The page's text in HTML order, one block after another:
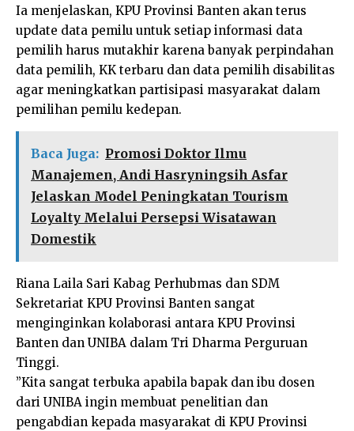
Ia menjelaskan, KPU Provinsi Banten akan terus
update data pemilu untuk setiap informasi data
pemilih harus mutakhir karena banyak perpindahan
data pemilih, KK terbaru dan data pemilih disabilitas
agar meningkatkan partisipasi masyarakat dalam
pemilihan pemilu kedepan.
Baca Juga: Promosi Doktor Ilmu
Manajemen, Andi Hasryningsih Asfar
Jelaskan Model Peningkatan Tourism
Loyalty Melalui Persepsi Wisatawan
Domestik
Riana Laila Sari Kabag Perhubmas dan SDM
Sekretariat KPU Provinsi Banten sangat
menginginkan kolaborasi antara KPU Provinsi
Banten dan UNIBA dalam Tri Dharma Perguruan
Tinggi.
”Kita sangat terbuka apabila bapak dan ibu dosen
dari UNIBA ingin membuat penelitian dan
pengabdian kepada masyarakat di KPU Provinsi